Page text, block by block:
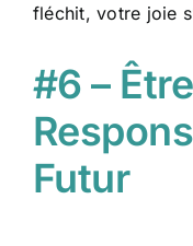
fléchit, votre joie
#6 –
Futur